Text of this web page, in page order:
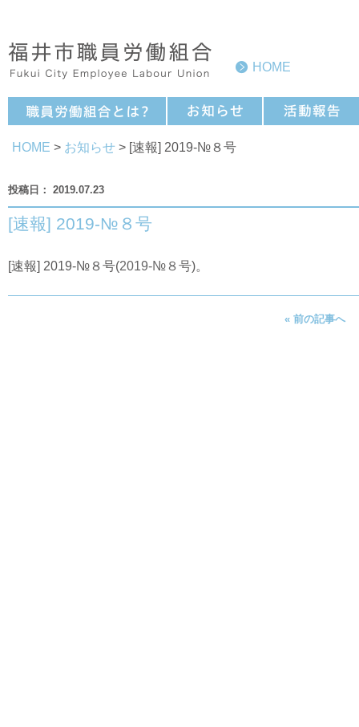
HOME
HOME > お知らせ > [速報] 2019-№８号
2019.07.23
[速報] 2019-№８号
[速報] 2019-№８号(2019-№８号)。
« 前の記事へ